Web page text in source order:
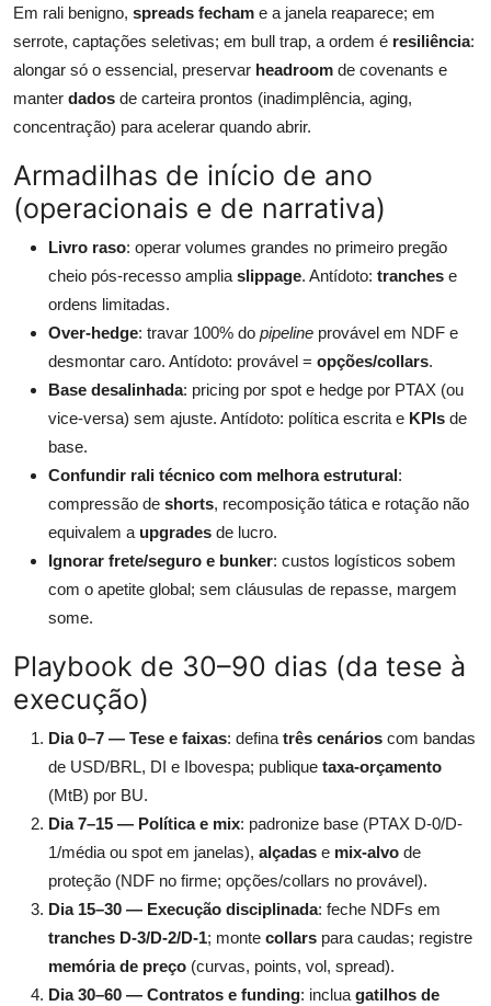
Em rali benigno, spreads fecham e a janela reaparece; em
serrote, captações seletivas; em bull trap, a ordem é resiliência:
alongar só o essencial, preservar headroom de covenants e
manter dados de carteira prontos (inadimplência, aging,
concentração) para acelerar quando abrir.
Armadilhas de início de ano
(operacionais e de narrativa)
Livro raso: operar volumes grandes no primeiro pregão
cheio pós-recesso amplia slippage. Antídoto: tranches e
ordens limitadas.
Over-hedge: travar 100% do pipeline provável em NDF e
desmontar caro. Antídoto: provável = opções/collars.
Base desalinhada: pricing por spot e hedge por PTAX (ou
vice-versa) sem ajuste. Antídoto: política escrita e KPIs de
base.
Confundir rali técnico com melhora estrutural:
compressão de shorts, recomposição tática e rotação não
equivalem a upgrades de lucro.
Ignorar frete/seguro e bunker: custos logísticos sobem
com o apetite global; sem cláusulas de repasse, margem
some.
Playbook de 30–90 dias (da tese à
execução)
Dia 0–7 — Tese e faixas: defina três cenários com bandas
de USD/BRL, DI e Ibovespa; publique taxa-orçamento
(MtB) por BU.
Dia 7–15 — Política e mix: padronize base (PTAX D-0/D-
1/média ou spot em janelas), alçadas e mix-alvo de
proteção (NDF no firme; opções/collars no provável).
Dia 15–30 — Execução disciplinada: feche NDFs em
tranches D-3/D-2/D-1; monte collars para caudas; registre
memória de preço (curvas, points, vol, spread).
Dia 30–60 — Contratos e funding: inclua gatilhos de